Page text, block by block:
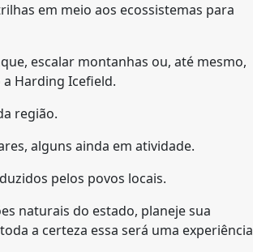
em meio aos ecossistemas para
escalar montanhas ou, até mesmo,
Harding Icefield.
região.
alguns ainda em atividade.
pelos povos locais.
naturais do estado, planeje sua
a certeza essa será uma experiência